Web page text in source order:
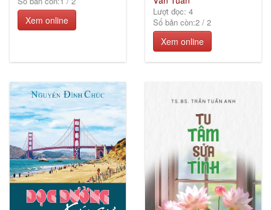
Xem online
Lượt đọc: 4
Số bản còn:2/2
Xem online